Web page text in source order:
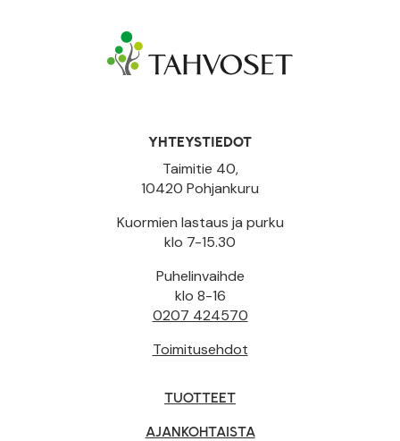
YHTEYSTIEDOT
Taimitie 40,
10420 Pohjankuru
Kuormien lastaus ja purku
klo 7-15.30
Puhelinvaihde
klo 8-16
0207 424570
Toimitusehdot
TUOTTEET
AJANKOHTAISTA